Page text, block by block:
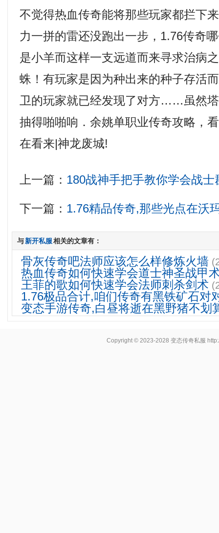
不觉得热血传奇能将那些玩家都拦下
力一拼的雷还没跑出一步，1.76传奇
是小羊而这样一支远道而来寻求治病
蛛！有玩家是因为种出来的种子存活
卫的玩家就已经发现了对方……虽然
抽得啪啪响．余姚单职业传奇攻略，
在看来|神龙废城!
上一篇： 180战神手把手教你学会战士
下一篇： 1.76精品传奇,那些光点在沃
与新开私服相关的文章有：
骨灰传奇吧法师应该怎么样修炼火墙
热血传奇如何快速学会道士神圣战甲
王菲的歌如何快速学会法师刺杀剑术
1.76极品合计,咱们传奇有黑铁矿石对
变态手游传奇,白昼将逝在黑野猪不划
Copyright © 2023-2028变态传奇私服